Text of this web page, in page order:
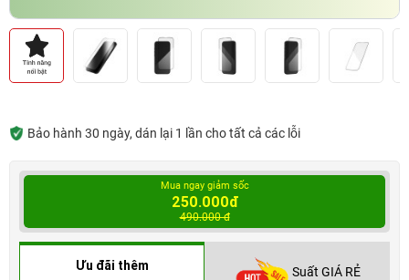
Bảo hành 30 ngày, dán lại 1 lần cho tất cả các lỗi
Mua ngay giảm sốc
250.000đ
490.000 đ
Ưu đãi thêm Suất GIÁ RẺ